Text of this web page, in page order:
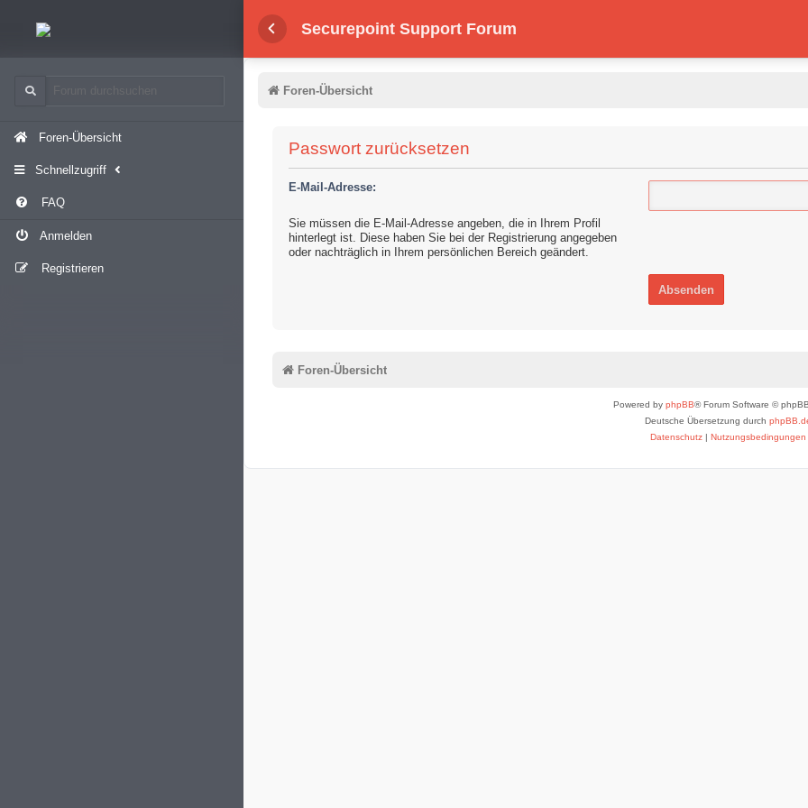
Securepoint Support Forum
Foren-Übersicht
Schnellzugriff
FAQ
Anmelden
Registrieren
Foren-Übersicht
Passwort zurücksetzen
E-Mail-Adresse:
Sie müssen die E-Mail-Adresse angeben, die in Ihrem Profil
hinterlegt ist. Diese haben Sie bei der Registrierung angegeben
oder nachträglich in Ihrem persönlichen Bereich geändert.
Foren-Übersicht
Powered by phpBB® Forum Software ©
Deutsche Übersetzung durch
Datenschutz| Nutzungsbedingungen